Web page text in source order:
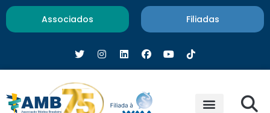
Associados Filiadas